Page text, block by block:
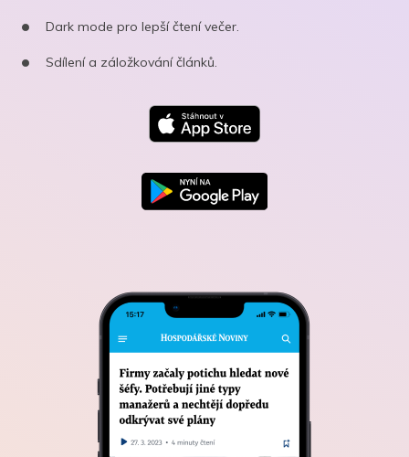
Dark mode pro lepší čtení večer.
Sdílení a záložkování článků.